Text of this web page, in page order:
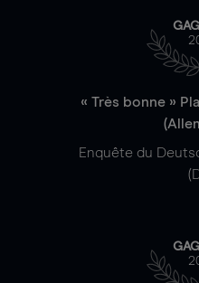
« Très bonne »
Enquête du